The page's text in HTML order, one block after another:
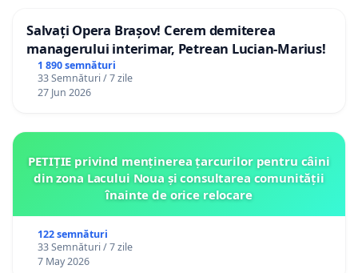
Salvați Opera Brașov! Cerem demiterea
managerului interimar, Petrean Lucian-Marius!
1 890 semnături
33 Semnături / 7 zile
27 Jun 2026
PETIȚIE privind menținerea țarcurilor pentru câini
din zona Lacului Noua și consultarea comunității
înainte de orice relocare
122 semnături
33 Semnături / 7 zile
7 May 2026